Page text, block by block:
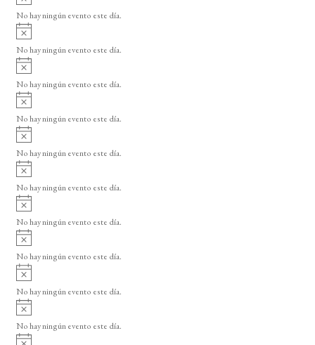
v
i
o
No hay ningún evento este día.
A
v
i
o
No hay ningún evento este día.
A
v
i
o
No hay ningún evento este día.
A
v
i
o
No hay ningún evento este día.
A
v
i
o
No hay ningún evento este día.
A
v
i
o
No hay ningún evento este día.
A
v
i
o
No hay ningún evento este día.
A
v
i
o
No hay ningún evento este día.
A
v
i
o
No hay ningún evento este día.
A
v
i
No hay ningún evento este día.
A